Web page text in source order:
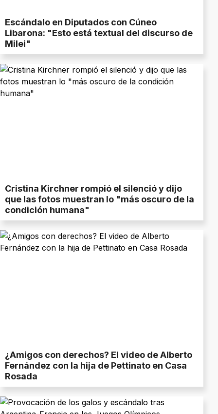
Escándalo en Diputados con Cúneo
Libarona: "Esto está textual del discurso de
Milei"
Cristina Kirchner rompió el silenció y dijo
que las fotos muestran lo "más oscuro de la
condición humana"
¿Amigos con derechos? El video de Alberto
Fernández con la hija de Pettinato en Casa
Rosada